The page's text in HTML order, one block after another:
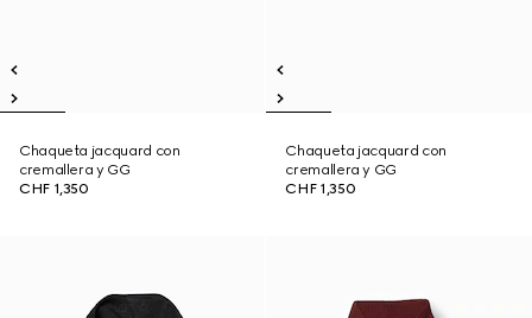
Chaqueta jacquard con
cremallera y GG
CHF 1,350
Chaqueta jacquard con
cremallera y GG
CHF 1,350